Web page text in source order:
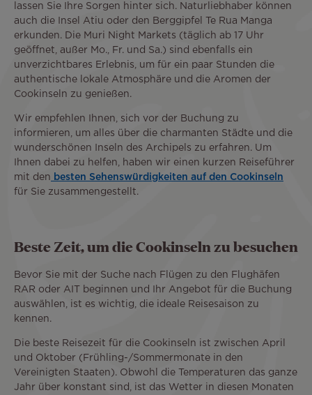
lassen Sie Ihre Sorgen hinter sich. Naturliebhaber können
auch die Insel Atiu oder den Berggipfel Te Rua Manga
erkunden. Die Muri Night Markets (täglich ab 17 Uhr
geöffnet, außer Mo., Fr. und Sa.) sind ebenfalls ein
unverzichtbares Erlebnis, um für ein paar Stunden die
authentische lokale Atmosphäre und die Aromen der
Cookinseln zu genießen.
Wir empfehlen Ihnen, sich vor der Buchung zu
informieren, um alles über die charmanten Städte und die
wunderschönen Inseln des Archipels zu erfahren. Um
Ihnen dabei zu helfen, haben wir einen kurzen Reiseführer
mit den besten Sehenswürdigkeiten auf den Cookinseln
für Sie zusammengestellt.
Beste Zeit, um die Cookinseln zu besuchen
Bevor Sie mit der Suche nach Flügen zu den Flughäfen
RAR oder AIT beginnen und Ihr Angebot für die Buchung
auswählen, ist es wichtig, die ideale Reisesaison zu
kennen.
Die beste Reisezeit für die Cookinseln ist zwischen April
und Oktober (Frühling-/Sommermonate in den
Vereinigten Staaten). Obwohl die Temperaturen das ganze
Jahr über konstant sind, ist das Wetter in diesen Monaten